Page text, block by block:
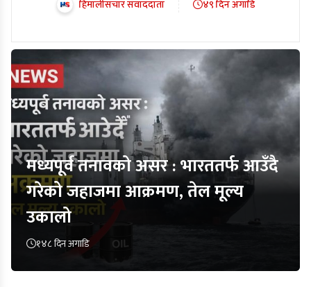
हिमालीसंचार संवाददाता ४९ दिन अगाडि
मध्यपूर्व तनावको असर : भारततर्फ आउँदै
गरेको जहाजमा आक्रमण, तेल मूल्य
उकालो
१४८ दिन अगाडि